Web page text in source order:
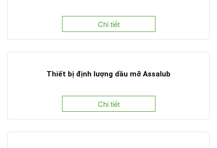
Chi tiết
Thiết bị định lượng dầu mỡ Assalub
Chi tiết